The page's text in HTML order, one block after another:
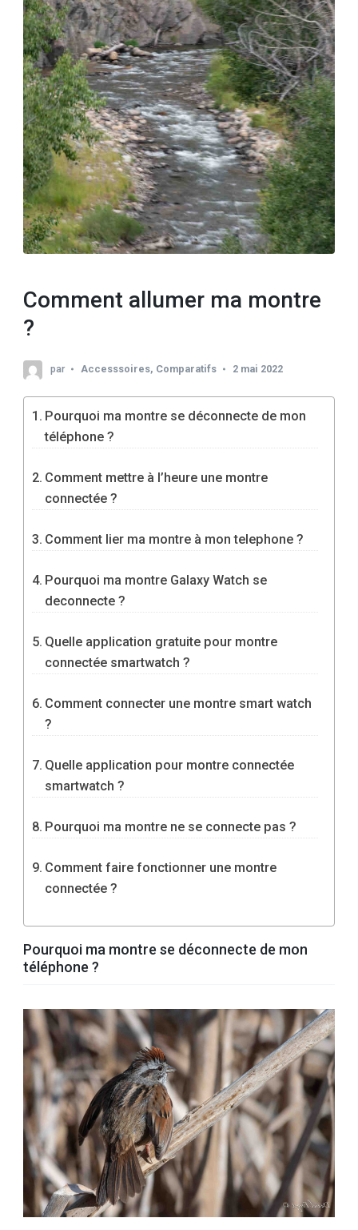
Comment allumer ma montre
?
par Accesssoires, Comparatifs 2 mai 2022
Pourquoi ma montre se déconnecte de mon
téléphone ?
Comment mettre à l’heure une montre
connectée ?
Comment lier ma montre à mon telephone ?
Pourquoi ma montre Galaxy Watch se
deconnecte ?
Quelle application gratuite pour montre
connectée smartwatch ?
Comment connecter une montre smart watch
?
Quelle application pour montre connectée
smartwatch ?
Pourquoi ma montre ne se connecte pas ?
Comment faire fonctionner une montre
connectée ?
Pourquoi ma montre se déconnecte de mon
téléphone ?